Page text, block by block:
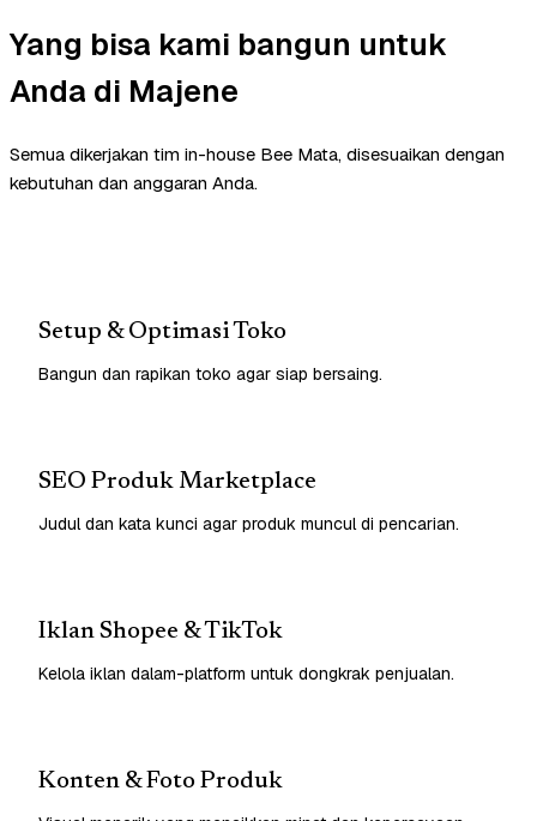
Yang bisa kami bangun untuk
Anda di Majene
Semua dikerjakan tim in-house Bee Mata, disesuaikan dengan
kebutuhan dan anggaran Anda.
Setup & Optimasi Toko
Bangun dan rapikan toko agar siap bersaing.
SEO Produk Marketplace
Judul dan kata kunci agar produk muncul di pencarian.
Iklan Shopee & TikTok
Kelola iklan dalam-platform untuk dongkrak penjualan.
Konten & Foto Produk